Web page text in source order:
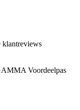
klantreviews
Voordeelpas